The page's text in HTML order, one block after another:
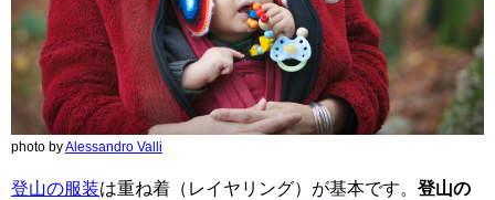
photo byAlessandro Valli
登山の服装は重ね着（レイヤリング）が基本です。 登山の